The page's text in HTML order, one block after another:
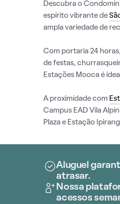
Descubra o
espírito vibrante de
ampla variedade de
Com portaria 24
de festas,
Estações Mooca é
A proximidade com
Campus EAD Vila
Plaza e Estação
Aluguel
atrasar.
Nossa
acessos